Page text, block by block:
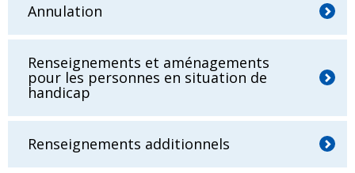
Annulation
Renseignements et aménagements
pour les personnes en situation de
handicap
Renseignements additionnels